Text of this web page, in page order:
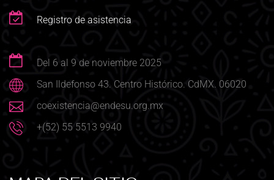
Registro de asistencia
Del 6 al 9 de noviembre 2025
San Ildefonso 43. Centro Histórico. CdMX. 06020
coexistencia@endesu.org.mx
+(52) 55 5513 9940